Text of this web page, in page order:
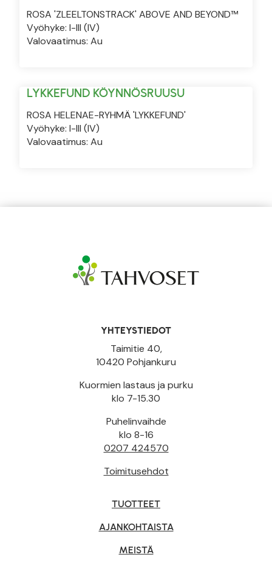
ROSA 'ZLEELTONSTRACK' ABOVE AND BEYOND™
Vyöhyke: I-III (IV)
Valovaatimus: Au
LYKKEFUND KÖYNNÖSRUUSU
ROSA HELENAE-RYHMÄ 'LYKKEFUND'
Vyöhyke: I-III (IV)
Valovaatimus: Au
YHTEYSTIEDOT
Taimitie 40,
10420 Pohjankuru
Kuormien lastaus ja purku
klo 7-15.30
Puhelinvaihde
klo 8-16
0207 424570
Toimitusehdot
TUOTTEET
AJANKOHTAISTA
MEISTÄ